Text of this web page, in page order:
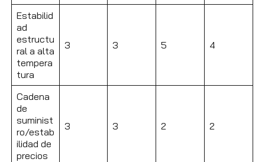
Estabilid
ad
estructu
ral a alta
tempera
tura
3 3 5 4
Cadena
de
suminist
ro/estab
ilidad de
precios
3 3 2 2